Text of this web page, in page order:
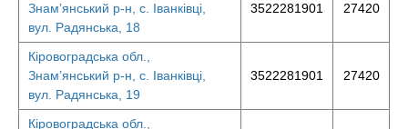
Знам’янський р-н, с. Іванківці,
вул. Радянська, 18
3522281901 27420
Кіровоградська обл.,
Знам’янський р-н, с. Іванківці,
вул. Радянська, 19
3522281901 27420
Кіровоградська обл.,